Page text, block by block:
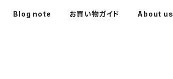
Blog note お買い物ガイド About us